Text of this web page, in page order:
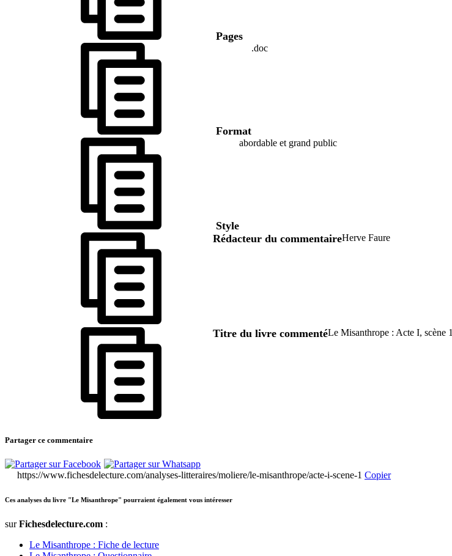
Pages
Format
.doc
Style
abordable et grand public
Rédacteur du commentaireHerve Faure
Titre du livre commentéLe Misanthrope : Acte I, scène 1
Partager ce commentaire
https://www.fichesdelecture.com/analyses-litteraires/moliere/le-misanthrope/acte-i-scene-1 Copier
Ces analyses du livre "Le Misanthrope" pourraient également vous intéresser
surFichesdelecture.com :
Le Misanthrope : Fiche de lecture